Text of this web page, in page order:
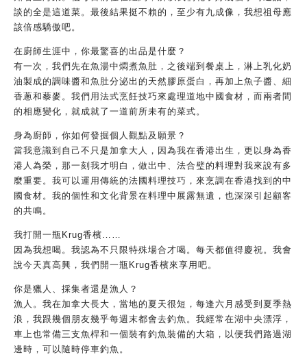
談的全是這道菜。最後結果挺不賴的，至少有九成像，我想祖母應
該倍感驕傲吧。
在廚師生涯中，你最驚喜的出品是什麼？
有一次，我們先在魚湯中燜煮魚肚，之後端到餐桌上，淋上乳化奶
油製成的調味醬和魚肚分泌出的天然膠原蛋白，再加上魚子醬、細
香蔥和藜麥。我們用法式烹飪技巧來處理道地中國食材，而兩者間
的相應變化，就成就了一道前所未有的菜式。
身為廚師，你如何發掘個人觀點及願景？
當我意識到自己不只是加拿大人，因為我在香港出生，更以身為香
港人為榮，那一刻我才明白，做出中、法合璧的料理對我來說有多
麼重要。我可以運用傳統的法國料理技巧，來烹調在香港找到的中
國食材。我的個性和文化背景在料理中展露無遺，也深深引起顧客
的共鳴。
我打開一瓶Krug香檳……
因為我想喝。我認為不只限特殊場合才喝。每天都值得慶祝。我會
說今天真高興，我們開一瓶Krug香檳來享用吧。
你是獵人、採集者還是漁人？
漁人。我在加拿大長大，當地的夏天很短，每逢六月感受到夏季熱
浪，我跟幾個朋友幾乎每週末都會去釣魚。我經常在湖中央漂浮，
車上也常備三支魚桿和一個裝有釣魚裝備的大箱，以便我們路過湖
邊時，可以隨時停車釣魚。